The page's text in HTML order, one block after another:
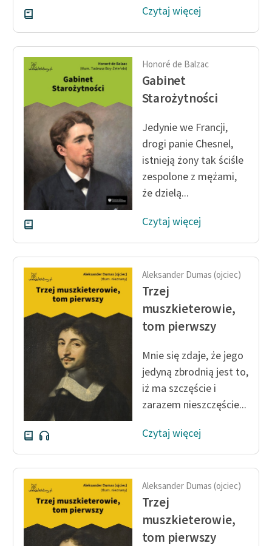
Czytaj więcej
Honoré de Balzac
Gabinet
Starożytności
Jedynie we Francji,
drogi panie Chesnel,
istnieją żony tak ściśle
zespolone z mężami,
że dzielą...
Czytaj więcej
Aleksander Dumas (ojciec)
Trzej
muszkieterowie,
tom pierwszy
Mnie się zdaje, że jego
jedyną zbrodnią jest to,
iż ma szczęście i
zarazem nieszczęście...
Czytaj więcej
Aleksander Dumas (ojciec)
Trzej
muszkieterowie,
tom pierwszy